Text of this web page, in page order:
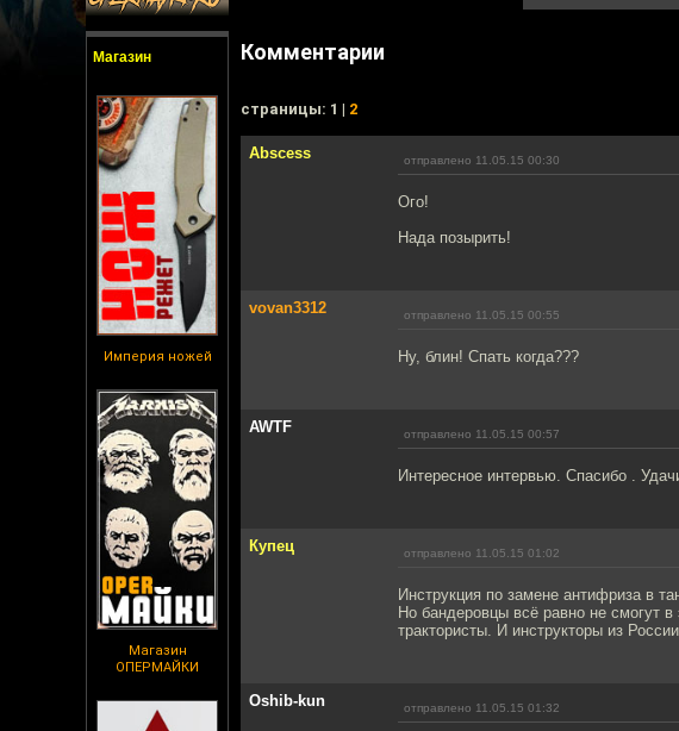
Магазин
Империя ножей
Магазин
ОПЕРМАЙКИ
Комментарии
cтраницы: 1 | 2
Abscess отправлено 11.05.15 00:30
Ого!
Нада позырить!
vovan3312 отправлено 11.05.15 00:55
Ну, блин! Спать когда???
AWTF отправлено 11.05.15 00:57
Интересное интервью. Спасибо .
Купец отправлено 11.05.15 01:02
Инструкция по замене антифриза в
Но бандеровцы всё равно не смогут
трактористы. И инструкторы из
Oshib-kun отправлено 11.05.15 01:32